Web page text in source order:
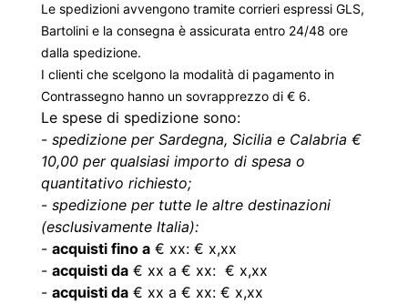
Le spedizioni avvengono tramite corrieri espressi GLS,
Bartolini e la consegna è assicurata entro 24/48 ore
dalla spedizione.
I clienti che scelgono la modalità di pagamento in
Contrassegno hanno un sovrapprezzo di € 6.
Le spese di spedizione sono:
- spedizione per Sardegna, Sicilia e Calabria €
10,00 per qualsiasi importo di spesa o
quantitativo richiesto;
- spedizione per tutte le altre destinazioni
(esclusivamente Italia):
- acquisti fino a € xx: € x,xx
- acquisti da € xx a € xx: € x,xx
- acquisti da € xx a € xx: € x,xx